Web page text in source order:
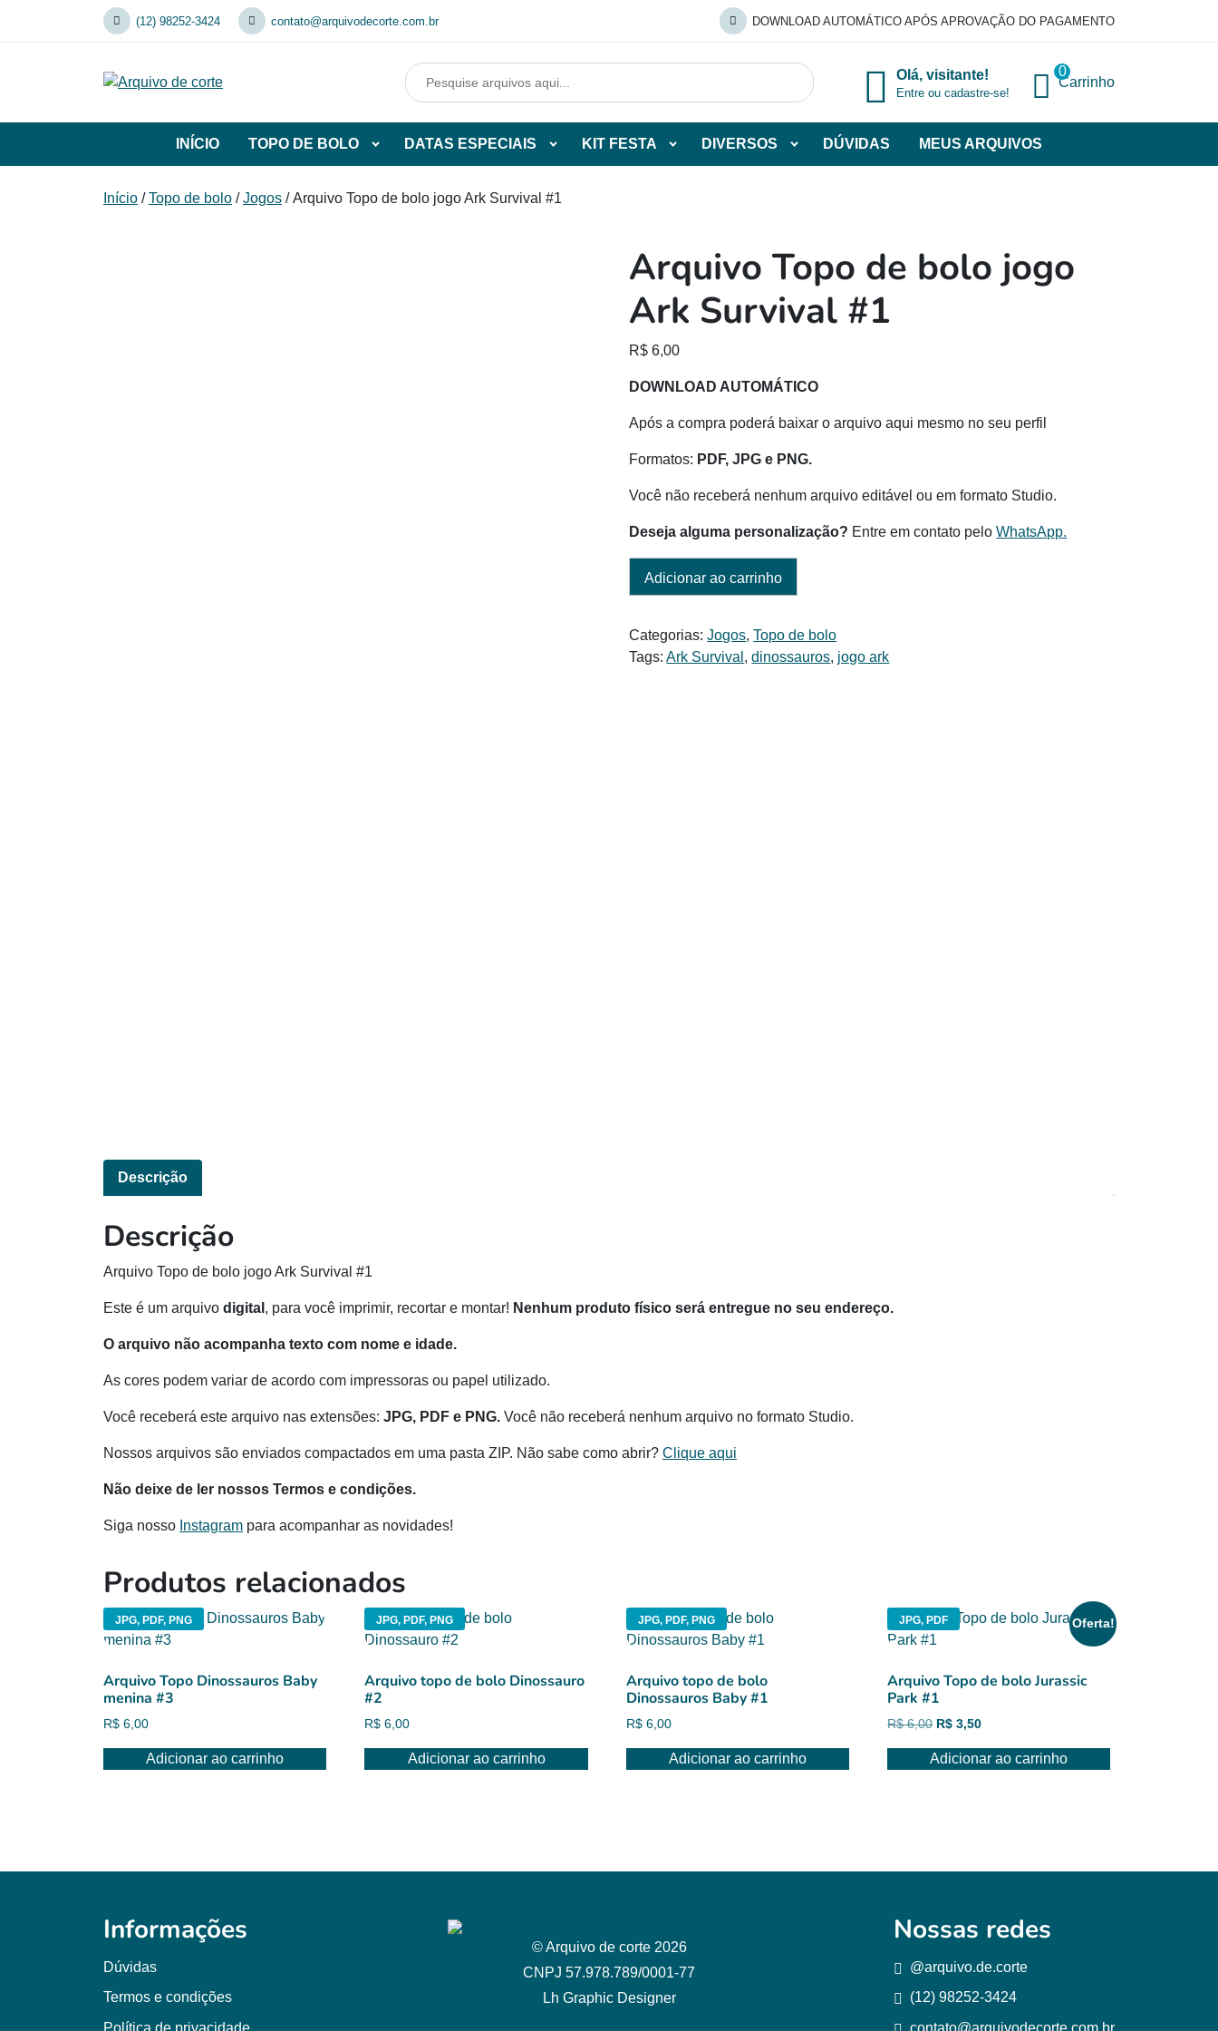
(12) 98252-3424 contato@arquivodecorte.com.br DOWNLOAD AUTOMÁTICO APÓS APROVAÇÃO DO PAGAMENTO
Olá, visitante!
Entre ou cadastre-se!
0
Carrinho
INÍCIO TOPO DE BOLO
de
DATAS ESPECIAIS
de
KIT FESTA DIVERSOS DÚVIDAS MEUS ARQUIVOS
Início /Topo de bolo /Jogos / Arquivo Topo de bolo jogo Ark Survival #1
Arquivo Topo de bolo jogo
Ark Survival #1
R$ 6,00
DOWNLOAD AUTOMÁTICO
Após a compra poderá baixar o arquivo aqui mesmo no seu perfil
Formatos: PDF, JPG e PNG.
Você não receberá nenhum arquivo editável ou em formato Studio.
Deseja alguma personalização? Entre em contato peloWhatsApp.
Adicionar ao carrinho
Categorias:Jogos,Topo de bolo
Tags:Ark Survival ,dinossauros, jogo ark
Descrição
Descrição
Arquivo Topo de bolo jogo Ark Survival #1
Este é um arquivo digital , para você imprimir, recortar e montar! Nenhum produto físico será entregue no seu endereço.
O arquivo não acompanha texto com nome e idade.
As cores podem variar de acordo com impressoras ou papel utilizado.
Você receberá este arquivo nas extensões: JPG, PDF e PNG. Você não receberá nenhum arquivo no formato Studio.
Nossos arquivos são enviados compactados em uma pasta ZIP. Não sabe como abrir? Clique aqui
Não deixe de ler nossos Termos e condições.
Siga nosso Instagram para acompanhar as novidades!
Produtos relacionados
JPG, PDF, PNG
Arquivo Topo Dinossauros Baby
menina #3
R$ 6,00
Adicionar ao carrinho
JPG, PDF, PNG
Arquivo topo de bolo Dinossauro
#2
R$ 6,00
Adicionar ao carrinho
JPG, PDF, PNG
Arquivo topo de bolo
Dinossauros Baby #1
R$6,00
Adicionar ao carrinho
JPG, PDF Oferta!
Arquivo Topo de bolo Jurassic
Park #1
R$6,00 O
original
R$ 3,50O
atual
Adicionar ao carrinho
Informações
Dúvidas
Termos e condições
Política de privacidade
© Arquivo de corte 2026
CNPJ 57.978.789/0001-77
Lh Graphic Designer
Nossas redes
@arquivo.de.corte
(12) 98252-3424
contato@arquivodecorte.com.br